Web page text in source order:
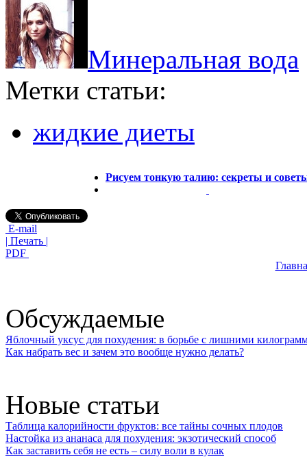
Минеральная вода
Метки статьи:
жидкие диеты
Рисуем тонкую талию: секреты и
E-mail
| Печать |
PDF
Обсуждаемые
Яблочный уксус для похудения: в борьбе с лишними
Как набрать вес и зачем это вообще нужно делать?
Новые статьи
Таблица калорийности фруктов: все тайны сочных плодов
Настойка из ананаса для похудения: экзотический способ
Как заставить себя не есть – силу воли в кулак